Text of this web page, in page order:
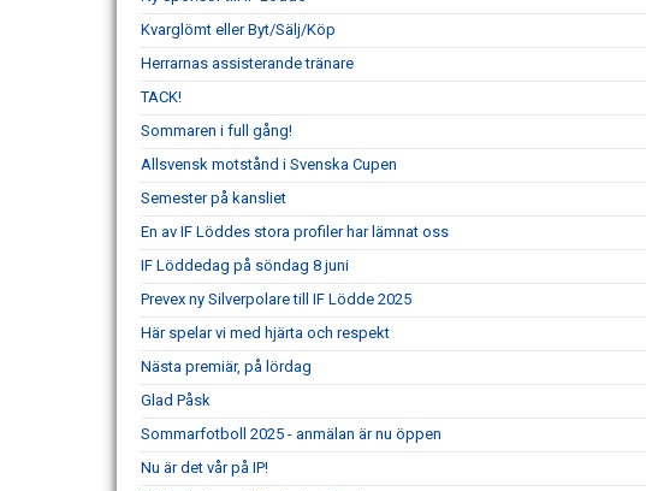
Kvarglömt eller Byt/Sälj/Köp
Herrarnas assisterande tränare
TACK!
Sommaren i full gång!
Allsvensk motstånd i Svenska Cupen
Semester på kansliet
En av IF Löddes stora profiler har lämnat oss
IF Löddedag på söndag 8 juni
Prevex ny Silverpolare till IF Lödde 2025
Här spelar vi med hjärta och respekt
Nästa premiär, på lördag
Glad Påsk
Sommarfotboll 2025 - anmälan är nu öppen
Nu är det vår på IP!